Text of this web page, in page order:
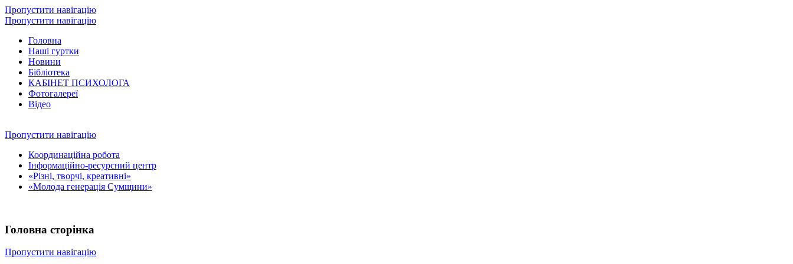
Пропустити навігацію
Пропустити навігацію
Головна
Наші гуртки
Новини
Бібліотека
КАБІНЕТ ПСИХОЛОГА
Фотогалереї
Відео
Пропустити навігацію
Координаційна робота
Інформаційно-ресурсний центр
«Різні, творчі, креативні»
«Молода генерація Сумщини»
Головна сторінка
Пропустити навігацію